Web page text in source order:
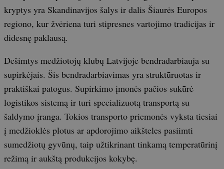
kryptys yra Skandinavijos šalys ir dalis Šiaurės Europos
regiono, kur žvėriena turi stipresnes vartojimo tradicijas ir
didesnę paklausą.
Dešimtys medžiotojų klubų Latvijoje bendradarbiauja su
supirkėjais. Šis bendradarbiavimas yra struktūruotas ir
praktiškai patogus. Supirkimo įmonės pačios sukūrė
logistikos sistemą ir turi specializuotą transportą su
šaldymo įranga. Tokios transporto priemonės vyksta tiesiai
į medžioklės plotus ar apdorojimo aikšteles pasiimti
sumedžiotų gyvūnų, taip užtikrinant tinkamą temperatūrinį
režimą ir aukštą produkcijos kokybę.